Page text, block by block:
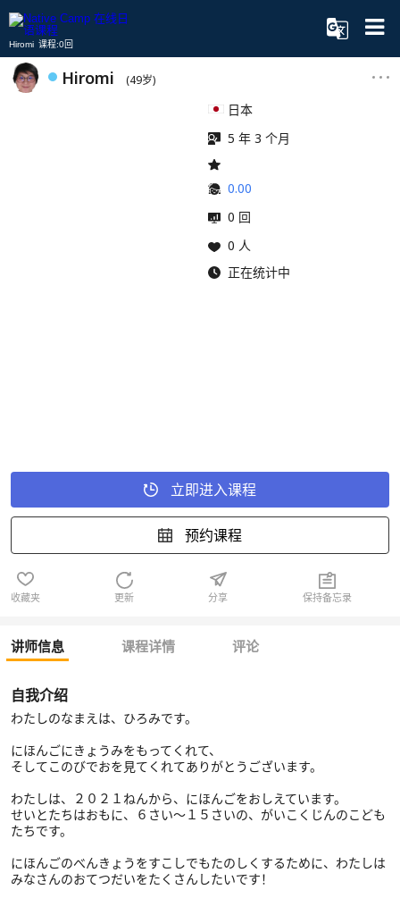
Hiromi 课程:0回
Hiromi (49岁)
日本
5 年 3 个月
0.00
0 回
0 人
正在统计中
立即进入课程
预约课程
收藏夹 更新 分享 保持备忘录
讲师信息 课程详情 评论
自我介绍
わたしのなまえは、ひろみです。
にほんごにきょうみをもってくれて、
そしてこのびでおを見てくれてありがとうございます。
わたしは、２０２１ねんから、にほんごをおしえています。
せいとたちはおもに、６さい～１５さいの、がいこくじんのこども
たちです。
にほんごのべんきょうをすこしでもたのしくするために、わたしは
みなさんのおてつだいをたくさんしたいです！